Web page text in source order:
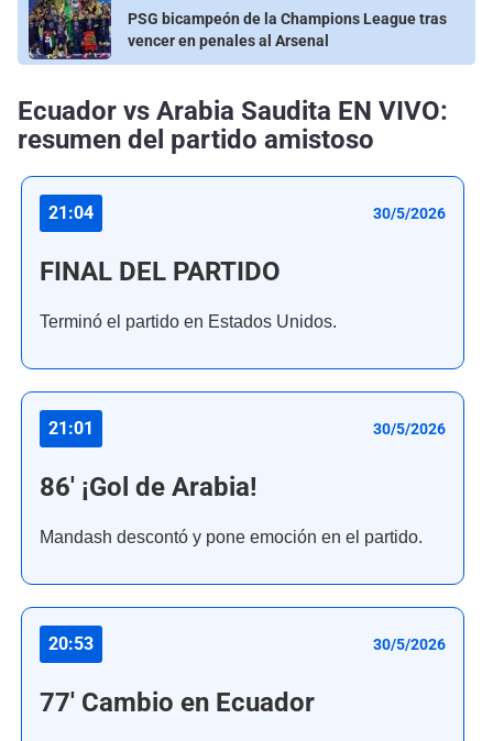
PSG bicampeón de la Champions League tras
vencer en penales al Arsenal
Ecuador vs Arabia Saudita EN VIVO:
resumen del partido amistoso
21:04 30/5/2026
FINAL DEL PARTIDO
Terminó el partido en Estados Unidos.
21:01 30/5/2026
86' ¡Gol de Arabia!
Mandash descontó y pone emoción en el partido.
20:53 30/5/2026
77' Cambio en Ecuador